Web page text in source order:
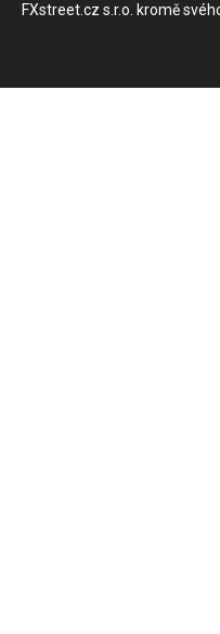
FXstreet.cz s.r.o. kromě